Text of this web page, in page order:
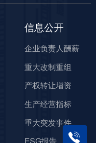
信息公开
企业负责人酬薪
重大改制重组
产权转让增资
生产经营指标
重大突发事件